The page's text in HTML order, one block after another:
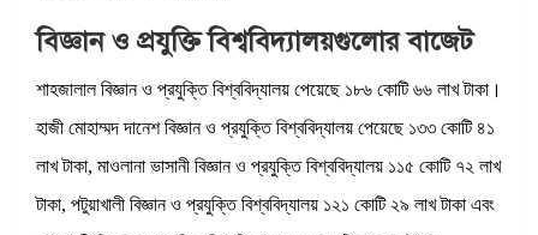
বিজ্ঞান ও প্রযুক্তি বিশ্ববিদ্যালয়গুলোর বাজেট
শাহজালাল বিজ্ঞান ও প্রযুক্তি বিশ্ববিদ্যালয় পেয়েছে ১৮৬ কোটি ৬৬ লাখ টাকা।
হাজী মোহাম্মদ দানেশ বিজ্ঞান ও প্রযুক্তি বিশ্ববিদ্যালয় পেয়েছে ১৩৩ কোটি ৪১
লাখ টাকা, মাওলানা ভাসানী বিজ্ঞান ও প্রযুক্তি বিশ্ববিদ্যালয় ১১৫ কোটি ৭২ লাখ
টাকা, পটুয়াখালী বিজ্ঞান ও প্রযুক্তি বিশ্ববিদ্যালয় ১২১ কোটি ২৯ লাখ টাকা এবং